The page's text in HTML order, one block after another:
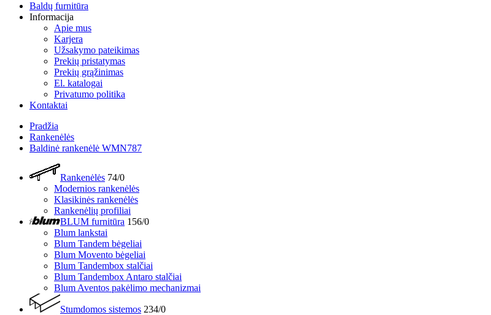
Baldų furnitūra
Informacija
Apie mus
Karjera
Užsakymo pateikimas
Prekių pristatymas
Prekių grąžinimas
El. katalogai
Privatumo politika
Kontaktai
Pradžia
Rankenėlės
Baldinė rankenėlė WMN787
Rankenėlės 74/0
Modernios rankenėlės
Klasikinės rankenėlės
Rankenėlių profiliai
BLUM furnitūra 156/0
Blum lankstai
Blum Tandem bėgeliai
Blum Movento bėgeliai
Blum Tandembox stalčiai
Blum Tandembox Antaro stalčiai
Blum Aventos pakėlimo mechanizmai
Stumdomos sistemos 234/0